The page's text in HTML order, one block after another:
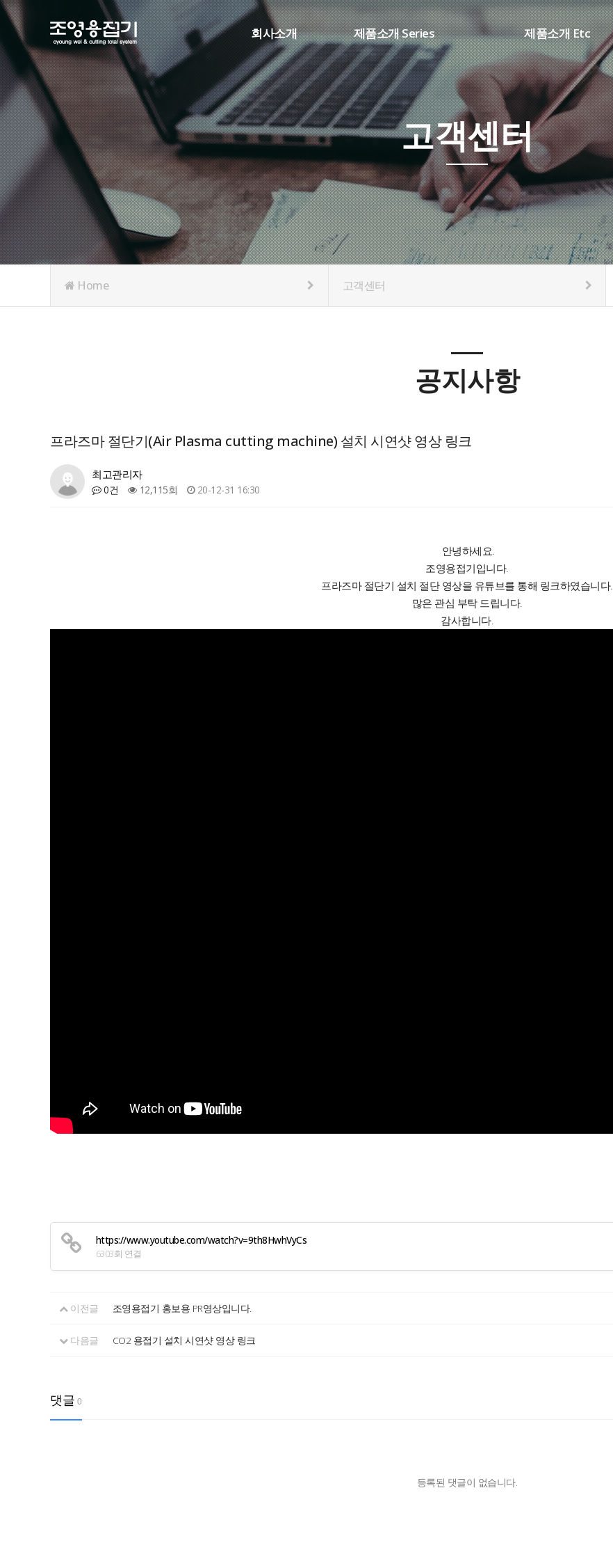
회사소개
인사말
연혁
조직도
인증현황
오시는길
제품소개 Series
SHARP시리즈(DC ARC)
WD 시리즈(TIG용접기)
DB 시리즈(AC/DC용접기)
CM 시리즈(IN CO2용접기)
K1 시리즈(SCR CO2용접기)
HT 시리즈(PLASMA절단기)
제품소개 Etc
용접부품
소모품
고객센터
Home 고객센터
공지사항
프라즈마 절단기(Air Plasma cutting machine) 설치 시연샷 영상 링크
최고관리자
0건 12,115회 20-12-31 16:30
안녕하세요.
조영용접기입니다.
프라즈마 절단기 설치 절단 영상을 유튜브를 통해 링크하였습니다.
많은 관심 부탁 드립니다.
감사합니다.
https://www.youtube.com/watch?v=9th8HwhVyCs
6303회 연결
이전글 조영용접기 홍보용 PR영상입니다.
다음글 CO2 용접기 설치 시연샷 영상 링크
댓글 0
등록된 댓글이 없습니다.